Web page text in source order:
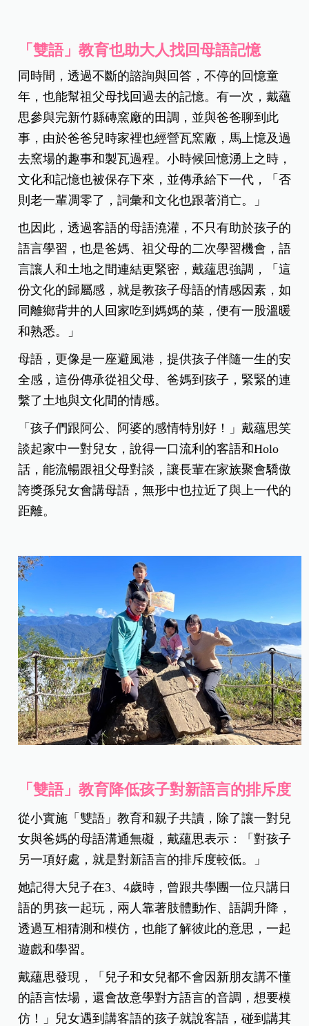
「雙語」教育也助大人找回母語記憶
同時間，透過不斷的諮詢與回答，不停的回憶童
年，也能幫祖父母找回過去的記憶。有一次，戴蘊
思參與完新竹縣磚窯廠的田調，並與爸爸聊到此
事，由於爸爸兒時家裡也經營瓦窯廠，馬上憶及過
去窯場的趣事和製瓦過程。小時候回憶湧上之時，
文化和記憶也被保存下來，並傳承給下一代，「否
則老一輩凋零了，詞彙和文化也跟著消亡。」
也因此，透過客語的母語澆灌，不只有助於孩子的
語言學習，也是爸媽、祖父母的二次學習機會，語
言讓人和土地之間連結更緊密，戴蘊思強調，「這
份文化的歸屬感，就是教孩子母語的情感因素，如
同離鄉背井的人回家吃到媽媽的菜，便有一股溫暖
和熟悉。」
母語，更像是一座避風港，提供孩子伴隨一生的安
全感，這份傳承從祖父母、爸媽到孩子，緊緊的連
繫了土地與文化間的情感。
「孩子們跟阿公、阿婆的感情特別好！」戴蘊思笑
談起家中一對兒女，說得一口流利的客語和Holo
話，能流暢跟祖父母對談，讓長輩在家族聚會驕傲
誇獎孫兒女會講母語，無形中也拉近了與上一代的
距離。
「雙語」教育降低孩子對新語言的排斥度
從小實施「雙語」教育和親子共讀，除了讓一對兒
女與爸媽的母語溝通無礙，戴蘊思表示：「對孩子
另一項好處，就是對新語言的排斥度較低。」
她記得大兒子在3、4歲時，曾跟共學團一位只講日
語的男孩一起玩，兩人靠著肢體動作、語調升降，
透過互相猜測和模仿，也能了解彼此的意思，一起
遊戲和學習。
戴蘊思發現，「兒子和女兒都不會因新朋友講不懂
的語言怯場，還會故意學對方語言的音調，想要模
仿！」兒女遇到講客語的孩子就說客語，碰到講其